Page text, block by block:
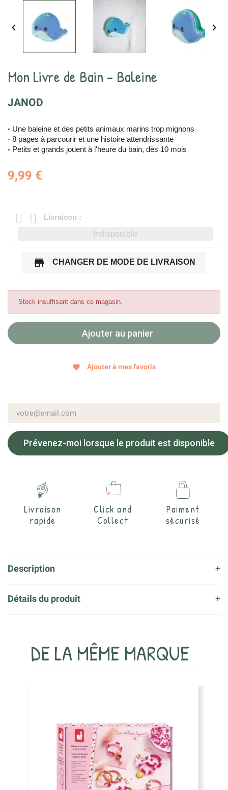
 
Mon Livre de Bain - Baleine
JANOD
◦ Une baleine et des petits animaux marins trop mignons
◦ 8 pages à parcourir et une histoire attendrissante
◦ Petits et grands jouent à l'heure du bain, dès 10 mois
9,99 €
Livraison :
Indisponible
store CHANGER DE MODE DE LIVRAISON
Stock insuffisant dans ce magasin.
Ajouter au panier
favorite Ajouter à mes favoris
Prévenez-moi lorsque le produit est disponible
Livraison
rapide
Click and
Collect
Paiment
sécurisé
Description
Détails du produit
DE LA MÊME MARQUE